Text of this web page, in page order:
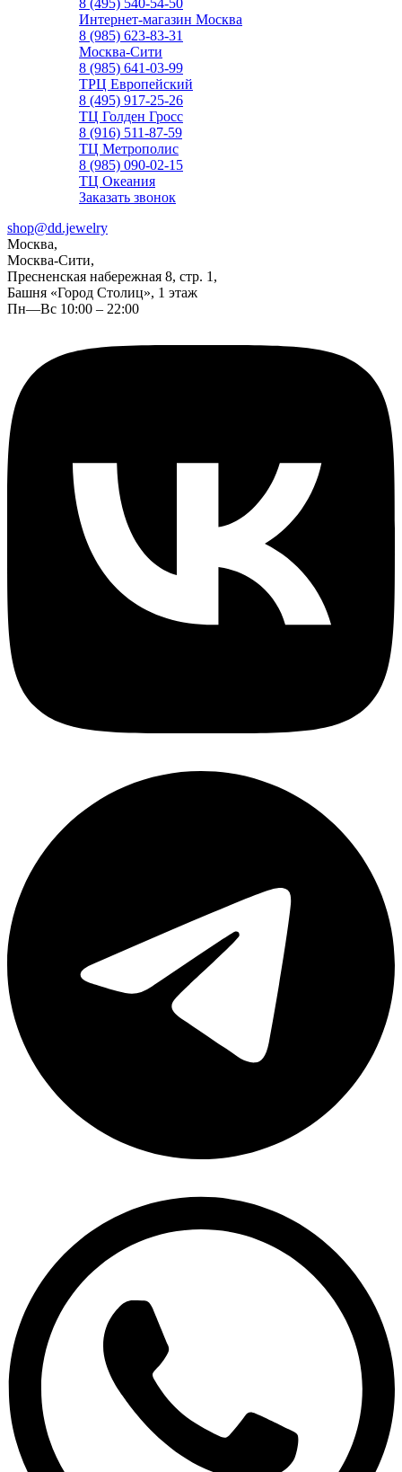
8 (495) 540-54-50
Интернет-магазин Москва
8 (985) 623-83-31
Москва-Сити
8 (985) 641-03-99
ТРЦ Европейский
8 (495) 917-25-26
ТЦ Голден Гросс
8 (916) 511-87-59
ТЦ Метрополис
8 (985) 090-02-15
ТЦ Океания
Заказать звонок
shop@dd.jewelry
Москва,
Москва-Сити,
Пресненская набережная 8, стр. 1,
Башня «Город Столиц», 1 этаж
Пн—Вс 10:00 – 22:00